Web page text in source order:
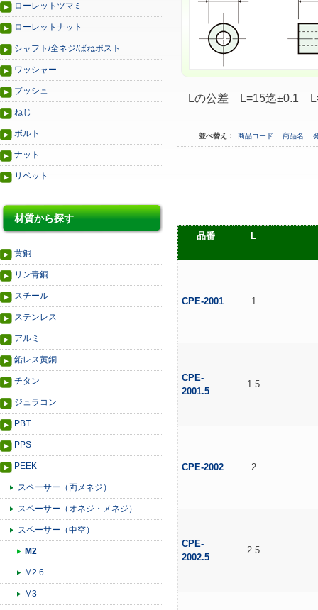
ローレットツマミ
ローレットナット
シャフト/全ネジ/ばねポスト
ワッシャー
ブッシュ
ねじ
ボルト
ナット
リベット
材質から探す
黄銅
リン青銅
スチール
ステンレス
アルミ
鉛レス黄銅
チタン
ジュラコン
PBT
PPS
PEEK
スペーサー（両メネジ）
スペーサー（オネジ・メネジ）
スペーサー（中空）
M2
M2.6
M3
Lの公差 L=15迄±0.1
並べ替え： 商品コード 商品名
品番 L
CPE-2001 1
CPE-
2001.5
1.5
CPE-2002 2
CPE-
2002.5
2.5